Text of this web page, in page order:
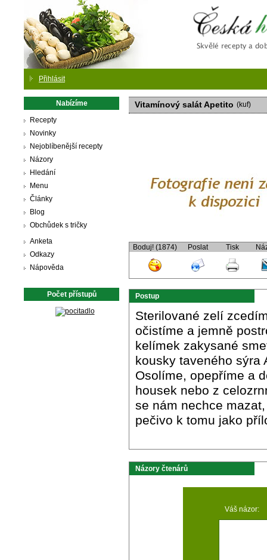
Přihlásit
Nabízíme
Recepty
Novinky
Nejoblíbenější recepty
Názory
Hledání
Menu
Články
Blog
Obchůdek s tričky
Anketa
Odkazy
Nápověda
Počet přístupů
Vitamínový salát Apetito (kuf)
Boduj! (1874) Poslat Tisk
Postup
Sterilované zelí
očistíme a jemně
kelímek zakysané
kousky taveného sýra
Osolíme, opepříme a
housek nebo z
se nám nechce
pečivo k tomu jako
Názory čtenárů
Váš názor: